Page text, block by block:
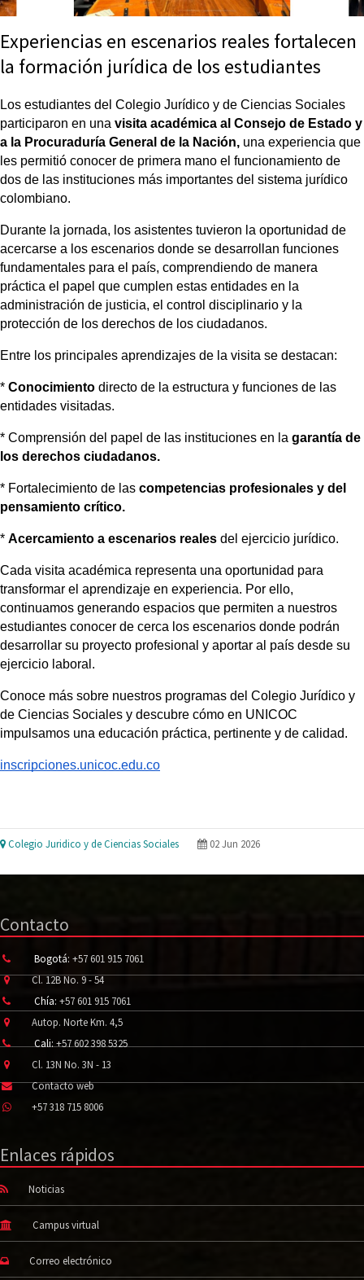
Experiencias en escenarios reales fortalecen
la formación jurídica de los estudiantes
Los estudiantes del Colegio Jurídico y de Ciencias Sociales
participaron en una visita académica al Consejo de Estado y
a la Procuraduría General de la Nación, una experiencia que
les permitió conocer de primera mano el funcionamiento de
dos de las instituciones más importantes del sistema jurídico
colombiano.
Durante la jornada, los asistentes tuvieron la oportunidad de
acercarse a los escenarios donde se desarrollan funciones
fundamentales para el país, comprendiendo de manera
práctica el papel que cumplen estas entidades en la
administración de justicia, el control disciplinario y la
protección de los derechos de los ciudadanos.
Entre los principales aprendizajes de la visita se destacan:
* Conocimiento directo de la estructura y funciones de las
entidades visitadas.
* Comprensión del papel de las instituciones en la garantía de
los derechos ciudadanos.
* Fortalecimiento de las competencias profesionales y del
pensamiento crítico.
* Acercamiento a escenarios reales del ejercicio jurídico.
Cada visita académica representa una oportunidad para
transformar el aprendizaje en experiencia. Por ello,
continuamos generando espacios que permiten a nuestros
estudiantes conocer de cerca los escenarios donde podrán
desarrollar su proyecto profesional y aportar al país desde su
ejercicio laboral.
Conoce más sobre nuestros programas del Colegio Jurídico y
de Ciencias Sociales y descubre cómo en UNICOC
impulsamos una educación práctica, pertinente y de calidad.
inscripciones.unicoc.edu.co
Colegio Juridico y de Ciencias Sociales 02 Jun 2026
Contacto
Bogotá: +57 601 915 7061
Cl. 12B No. 9 - 54
Chía: +57 601 915 7061
Autop. Norte Km. 4,5
Cali: +57 602 398 5325
Cl. 13N No. 3N - 13
Contacto web
+57 318 715 8006
Enlaces rápidos
Noticias
Campus virtual
Correo electrónico